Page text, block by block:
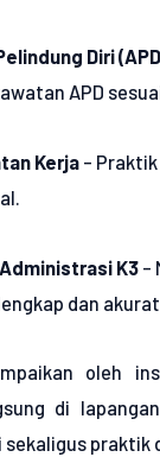
Diri
APD
Kerja– Praktik
K3–
dan akurat.
oleh
di
praktik